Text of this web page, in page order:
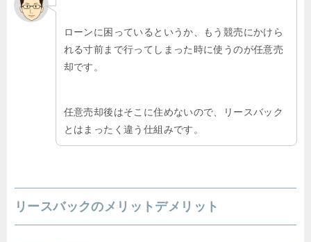
ローンに困っているというか、もう競売にかけら
れる寸前まで行ってしまった時に使うのが任意売
却です。
任意売却後はそこに住めないので、リースバック
とはまったく違う仕組みです。
リースバックのメリットデメリット